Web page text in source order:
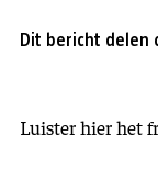
Dit bericht delen
Luister hier het